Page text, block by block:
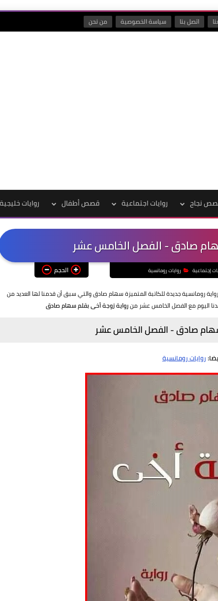
اتصل بنا سياسة الخصوصية من نحن
نجاح روايات اجتماعية قصص أطفال روايات خليجية
صادق - الفصل الخامس عشر
إجتماعية روايات رومانسية الحجم
رومانسية جديدة للكاتبة المتميزة سهام صادق والتي سبق أن قدمنا لها العديد من
اليوم مع الفصل الخامس عشر منرواية زوجة أخى بقلم سهام صادق
صادق - الفصل الخامس عشر
روايات رومانسية